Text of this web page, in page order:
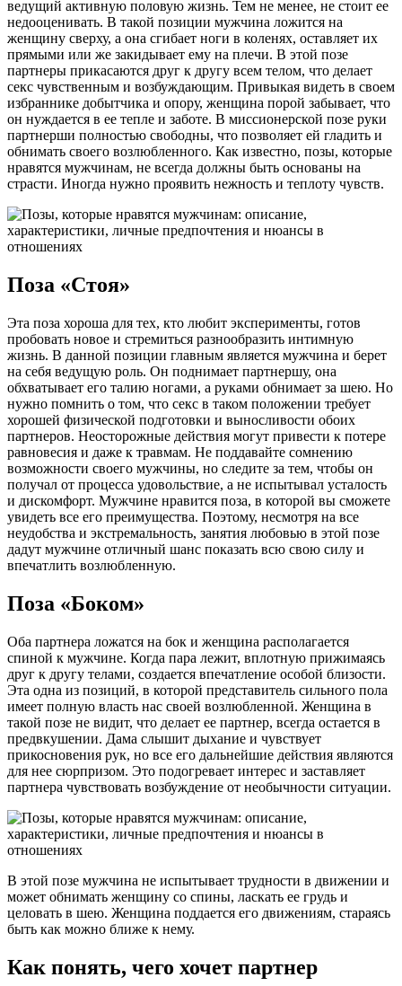
ведущий активную половую жизнь. Тем не менее, не стоит ее
недооценивать. В такой позиции мужчина ложится на
женщину сверху, а она сгибает ноги в коленях, оставляет их
прямыми или же закидывает ему на плечи. В этой позе
партнеры прикасаются друг к другу всем телом, что делает
секс чувственным и возбуждающим. Привыкая видеть в своем
избраннике добытчика и опору, женщина порой забывает, что
он нуждается в ее тепле и заботе. В миссионерской позе руки
партнерши полностью свободны, что позволяет ей гладить и
обнимать своего возлюбленного. Как известно, позы, которые
нравятся мужчинам, не всегда должны быть основаны на
страсти. Иногда нужно проявить нежность и теплоту чувств.
Поза «Стоя»
Эта поза хороша для тех, кто любит эксперименты, готов
пробовать новое и стремиться разнообразить интимную
жизнь. В данной позиции главным является мужчина и берет
на себя ведущую роль. Он поднимает партнершу, она
обхватывает его талию ногами, а руками обнимает за шею. Но
нужно помнить о том, что секс в таком положении требует
хорошей физической подготовки и выносливости обоих
партнеров. Неосторожные действия могут привести к потере
равновесия и даже к травмам. Не поддавайте сомнению
возможности своего мужчины, но следите за тем, чтобы он
получал от процесса удовольствие, а не испытывал усталость
и дискомфорт. Мужчине нравится поза, в которой вы сможете
увидеть все его преимущества. Поэтому, несмотря на все
неудобства и экстремальность, занятия любовью в этой позе
дадут мужчине отличный шанс показать всю свою силу и
впечатлить возлюбленную.
Поза «Боком»
Оба партнера ложатся на бок и женщина располагается
спиной к мужчине. Когда пара лежит, вплотную прижимаясь
друг к другу телами, создается впечатление особой близости.
Эта одна из позиций, в которой представитель сильного пола
имеет полную власть нас своей возлюбленной. Женщина в
такой позе не видит, что делает ее партнер, всегда остается в
предвкушении. Дама слышит дыхание и чувствует
прикосновения рук, но все его дальнейшие действия являются
для нее сюрпризом. Это подогревает интерес и заставляет
партнера чувствовать возбуждение от необычности ситуации.
В этой позе мужчина не испытывает трудности в движении и
может обнимать женщину со спины, ласкать ее грудь и
целовать в шею. Женщина поддается его движениям, стараясь
быть как можно ближе к нему.
Как понять, чего хочет партнер